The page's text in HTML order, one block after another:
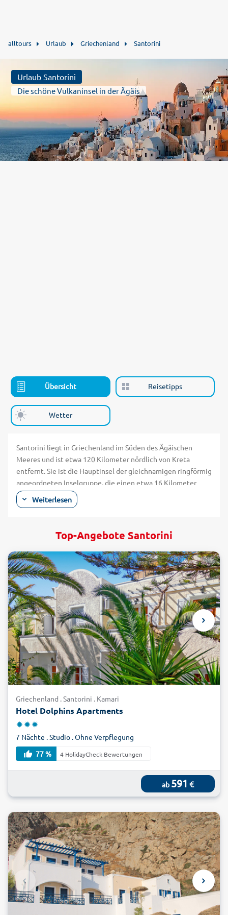
alltours Urlaub Griechenland Santorini
Urlaub Santorini
Die schöne Vulkaninsel in der Ägäis
Übersicht Reisetipps
Wetter
Santorini liegt in Griechenland im Süden des Ägäischen
Meeres und ist etwa 120 Kilometer nördlich von Kreta
entfernt. Sie ist die Hauptinsel der gleichnamigen ringförmig
angeordneten Inselgruppe, die einen etwa 16 Kilometer
großen vulkankratertypischen Ring um die Inseln Nea
Kameni und Palea Kameni bildet. In Griechenland wird die
erwartet Sie mit beeindruckenden Kraterlandschaften und
mit gigantischen Steilküsten, die in die leuchtend blaue
Ägäis fallen. Die idyllischen Orte auf Santorini sind vom
traditionell-griechischen Baustil mit schneeweißen Häusern
geprägt und fügen sich malerisch in die einzigartige
Geologie ein. Auf Ihrer Reise erwarten Sie zudem zahlreiche
Aktivitäten, die für unvergessliche Ferien sorgen werden.
Sehr sehenswert sind die Castellia genannten Festungen, in
denen im Mittelalter die Bewohner der Insel wohnten und
sich vor Piraten schützten. Von ihnen gibt es auf Santorini
fünf Stück. Sie alle haben am Eingang eine Kirche, die dem
heiligen Schutzpatron Theodosia gewidmet ist. Die größte
und älteste Castellia ist Skaros bei der Stadt Fira. Ihre
Pauschalreise bietet Ihnen die tolle Gelegenheit die fast
4000 Jahre alte Geschichte der Insel zu entdecken. Der
beste Ort dafür sind die zahlreichen Museen, wie das
Archäologische Museum in Thera mit antiken Skulpturen und
Tongegenständen. Ebenso lohnenswert ist ein Ausflug zu
den Ausgrabungsstätten von Akrotiri und Alt-Thera, die Ihren
Urlaub Santorini zu einem kulturellen Ereignis machen.
Sehenswürdigkeiten und traumhafte
Ihr Urlaub Santorini führt Sie in eine malerische
Bilderbuchlandschaft. Den wohl besten Ausblick der Insel
erhalten Sie auf einer Wanderung über den Steilküstenweg
entlang des Vulkankraters von Ia zur Inselhauptstadt Fira.
Dort angekommen erwartet Sie die schönste Kirche der
Insel, die heilige Kathedrale Johannes des Täufers. Die
malerischen Landschaften von Santorini sind zum großen
Teil mit mediterranen Weinplantagen bedeckt. Auf Reisen in
Ihrem Urlaub in Santorini haben Sie nicht nur beste
Bedingungen zum Wandern, sondern auch für weitere
Weiterlesen
Top-Angebote Santorini
Griechenland . Santorini . Kamari
Hotel Dolphins Apartments
7 Nächte . Studio . Ohne Verpflegung
77 %
4 HolidayCheck Bewertungen
ab 591 €